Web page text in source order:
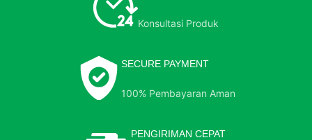
Konsultasi Produk
SECURE PAYMENT
100% Pembayaran Aman
PENGIRIMAN CEPAT